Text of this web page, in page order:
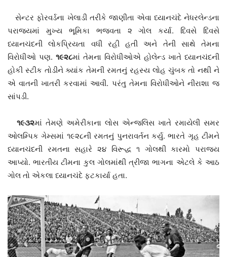
સેન્ટર ફોરવર્ડના ખેલાડી તરીકે જાણીતા એવા ધ્યાનચંદે નેધરલેન્ડના
પરાજયમાં મુખ્ય ભૂમિકા ભજવતા ૨ ગોલ કર્યા. દિવસે દિવસે
ધ્યાનચંદની લોકપ્રિયતા વધી રહી હતી અને તેની સાથે તેમના
વિરોધીઓ પણ. ૧૯૨૮માં તેમના વિરોધીઓએ હોલેન્ડ ખાતે ધ્યાનચંદની
હોકી સ્ટીક તોડીને ક્યાંક તેમની રમતનું રહસ્ય લોહ ચુંબક તો નથી ને
એ વાતની ખાતરી કરવામાં આવી. પરંતુ તેમના વિરોધીઓને નીરાશા જ
સાંપડી.
૧૯૩૨માં તેમણે અમેરીકાના લોસ એન્જલિસ ખાતે રમાયેલી સમર
ઓલમ્પિક ગેમ્સમાં ૧૯૨૮ની રમતનું પુનરાવર્તન કર્યુ. ભારતે ગૃહ ટીમને
ધ્યાનચંદની રમતના સહારે ૨૪ વિરૂદ્ધ ૧ ગોલથી કારમો પરાજય
આપ્યો. ભારતીય ટીમના કુલ ગોલમાંથી ત્રીજા ભાગના એટલે કે આઠ
ગોલ તો એકલા ધ્યાનચંદે ફટકાર્યા હતા.